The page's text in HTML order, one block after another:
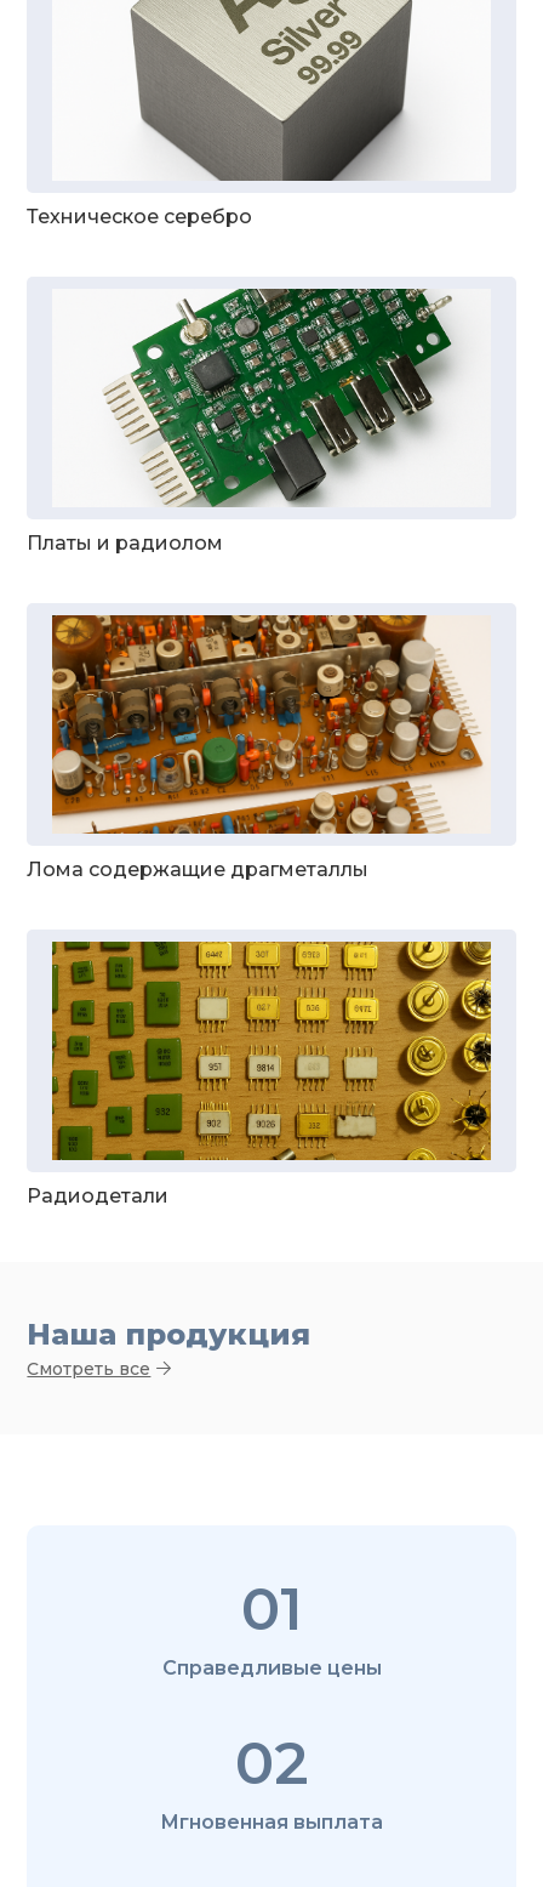
Техническое серебро
Платы и радиолом
Лома содержащие драгметаллы
Радиодетали
Наша продукция
Смотреть все
01
Справедливые цены
02
Мгновенная выплата